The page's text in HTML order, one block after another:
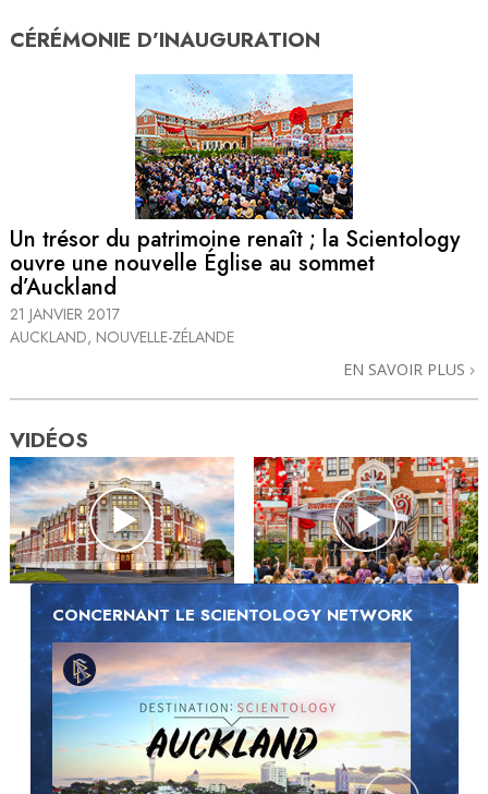
CÉRÉMONIE D’INAUGURATION
Un trésor du patrimoine renaît ; la Scientology
ouvre une nouvelle Église au sommet
d’Auckland
21 JANVIER 2017
AUCKLAND, NOUVELLE-ZÉLANDE
EN SAVOIR PLUS
VIDÉOS
CONCERNANT LE SCIENTOLOGY NETWORK